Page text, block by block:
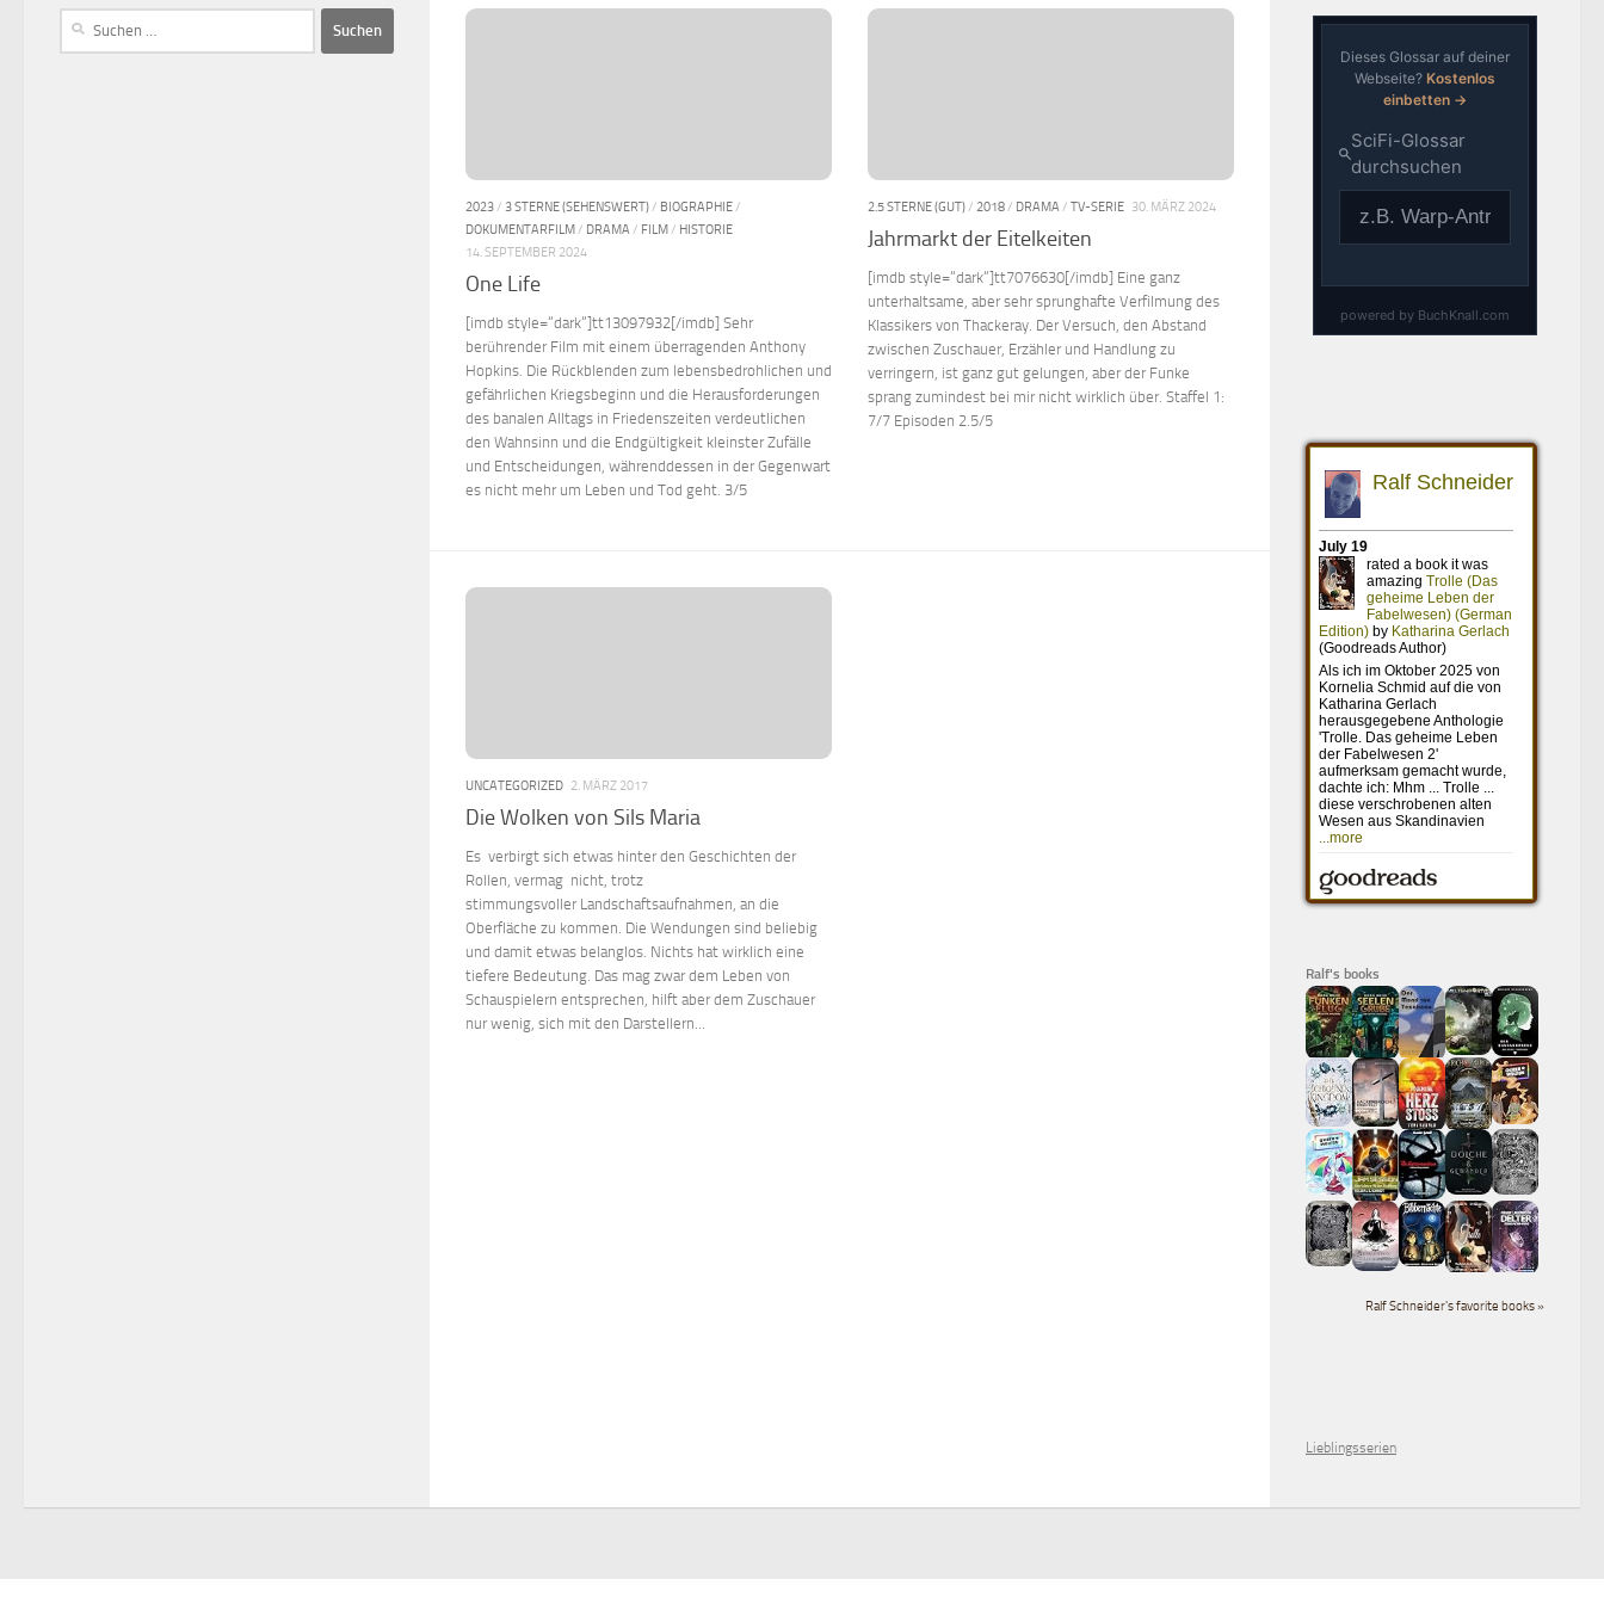
2023/ 3 STERNE (SEHENSWERT)/ BIOGRAPHIE/
DOKUMENTARFILM/ DRAMA / FILM/ HISTORIE
14. SEPTEMBER 2024
One Life
[imdb style=“dark“]tt13097932[/imdb] Sehr
berührender Film mit einem überragenden Anthony
Hopkins. Die Rückblenden zum lebensbedrohlichen und
gefährlichen Kriegsbeginn und die Herausforderungen
des banalen Alltags in Friedenszeiten verdeutlichen
den Wahnsinn und die Endgültigkeit kleinster Zufälle
und Entscheidungen, währenddessen in der Gegenwart
es nicht mehr um Leben und Tod geht. 3/5
2.5 STERNE (GUT)/ 2018/ DRAMA / TV-SERIE 30. MÄRZ 2024
Jahrmarkt der Eitelkeiten
[imdb style=“dark“]tt7076630[/imdb] Eine ganz
unterhaltsame, aber sehr sprunghafte Verfilmung des
Klassikers von Thackeray. Der Versuch, den Abstand
zwischen Zuschauer, Erzähler und Handlung zu
verringern, ist ganz gut gelungen, aber der Funke
sprang zumindest bei mir nicht wirklich über. Staffel 1:
7/7 Episoden 2.5/5
UNCATEGORIZED 2. MÄRZ 2017
Die Wolken von Sils Maria
Es verbirgt sich etwas hinter den Geschichten der
Rollen, vermag nicht, trotz
stimmungsvoller Landschaftsaufnahmen, an die
Oberfläche zu kommen. Die Wendungen sind beliebig
und damit etwas belanglos. Nichts hat wirklich eine
tiefere Bedeutung. Das mag zwar dem Leben von
Schauspielern entsprechen, hilft aber dem Zuschauer
nur wenig, sich mit den Darstellern...
Ralf's books
Ralf Schneider's favorite books »
Lieblingsserien